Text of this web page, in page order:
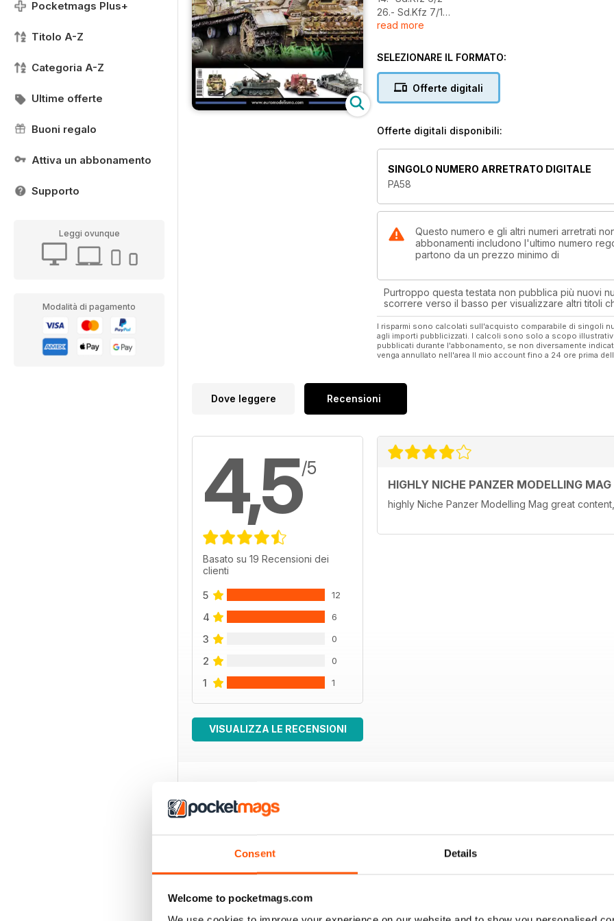
Consent Details
Welcome to pocketmags.com
Pocketmags Plus+
Titolo A-Z
Categoria A-Z
Ultime offerte
Buoni regalo
Attiva un abbonamento
Supporto
Leggi ovunque
Modalità di pagamento
26.- Sd.Kfz 7/1
38.- Wirbeldwind
read more
SELEZIONARE IL FORMATO:
Offerte digitali
Offerte digitali disponibili:
SINGOLO NUMERO ARRETRATO DIGITALE
PA58
Questo numero e gli altri numeri arretrati
abbonamenti includono l'ultimo numero
partono da un prezzo minimo di
Purtroppo questa testata non pubblica più nuovi
scorrere verso il basso per visualizzare altri titoli
I risparmi sono calcolati sull'acquisto comparabile di singoli
agli importi pubblicizzati. I calcoli sono solo a scopo
pubblicati durante l'abbonamento, se non diversamente
venga annullato nell'area Il mio account fino a 24 ore prima
Dove leggere Recensioni
4,5/5
Basato su 19 Recensioni dei
clienti
5 12
4 6
3 0
2 0
1 1
VISUALIZZA LE RECENSIONI
HIGHLY NICHE PANZER MODELLING MAG
highly Niche Panzer Modelling Mag great
EDIZIONI INDIETRO